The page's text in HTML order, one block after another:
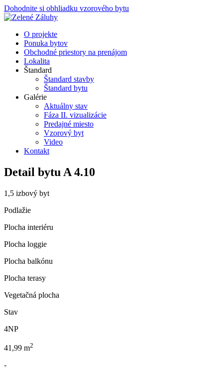
Dohodnite si obhliadku vzorového bytu
O projekte
Ponuka bytov
Obchodné priestory na prenájom
Lokalita
Štandard
Štandard stavby
Štandard bytu
Galérie
Aktuálny stav
Fáza II. vizualizácie
Predajné miesto
Vzorový byt
Video
Kontakt
Detail bytu A 4.10
1,5 izbový byt
Podlažie
Plocha interiéru
Plocha loggie
Plocha balkónu
Plocha terasy
Vegetačná plocha
Stav
4NP
41,99 m2
-